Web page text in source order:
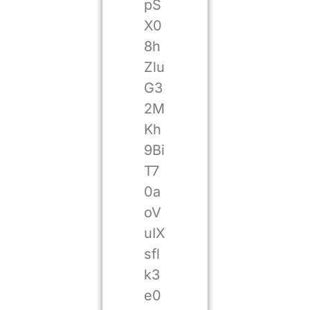
pS
X0
8h
Zlu
G3
2M
Kh
9Bi
T7
0a
oV
uIX
sfl
k3
e0